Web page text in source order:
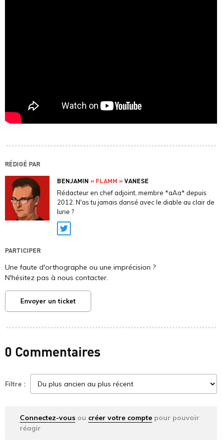
RÉDIGÉ PAR
BENJAMIN « FLAMM »VANESE
Rédacteur en chef adjoint, membre *aAa* depuis
2012. N'as tu jamais dansé avec le diable au clair de
lune ?
Twitter
PARTICIPER
Une faute d'orthographe ou une imprécision ?
N'hésitez pas à nous contacter.
Envoyer un ticket
0 Commentaires
Filtre :
Connectez-vous ou créer votre compte pour pouvoir
réagir